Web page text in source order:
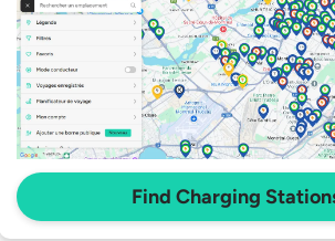
Find Charging